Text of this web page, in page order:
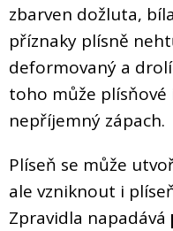
zbarven dožluta,
příznaky plísně
deformovaný a
toho může
nepříjemný zápach.
Plíseň se může
ale vzniknout i
Zpravidla napadává